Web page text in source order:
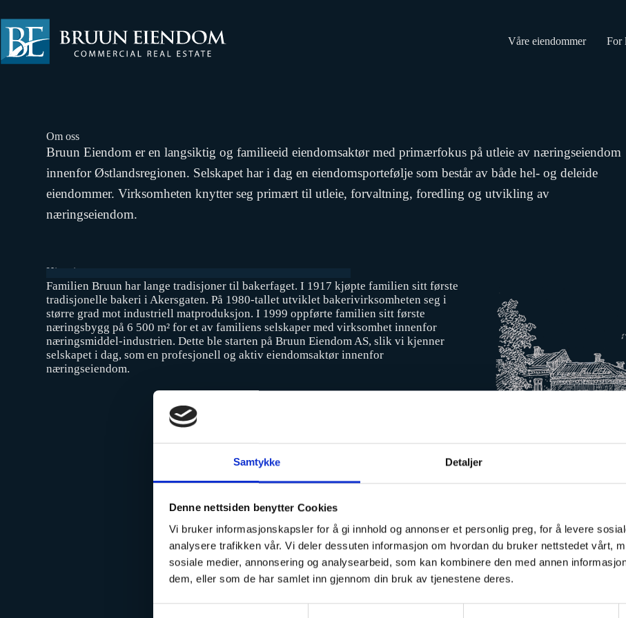
Samtykke Detaljer
Denne nettsiden benytter Cookies
Vi bruker informasjonskapsler for å gi innhold og annonser et personlig preg, for å levere
analysere trafikken vår. Vi deler dessuten informasjon om hvordan du bruker nettstedet vårt,
sosiale medier, annonsering og analysearbeid, som kan kombinere den med annen
dem, eller som de har samlet inn gjennom din bruk av tjenestene deres.
Våre eiendommer For
Om oss
Bruun Eiendom er en langsiktig og familieeid eiendomsaktør med primærfokus på utleie av næringseiendom
innenfor Østlandsregionen. Selskapet har i dag en eiendomsportefølje som består av både hel- og deleide
eiendommer. Virksomheten knytter seg primært til utleie, forvaltning, foredling og utvikling av
næringseiendom.
Historien
Familien Bruun har lange tradisjoner til bakerfaget. I 1917 kjøpte familien sitt første
tradisjonelle bakeri i Akersgaten. På 1980-tallet utviklet bakerivirksomheten seg i
større grad mot industriell matproduksjon. I 1999 oppførte familien sitt første
næringsbygg på 6 500 m² for et av familiens selskaper med virksomhet innenfor
næringsmiddel-industrien. Dette ble starten på Bruun Eiendom AS, slik vi kjenner
selskapet i dag, som en profesjonell og aktiv eiendomsaktør innenfor
næringseiendom.